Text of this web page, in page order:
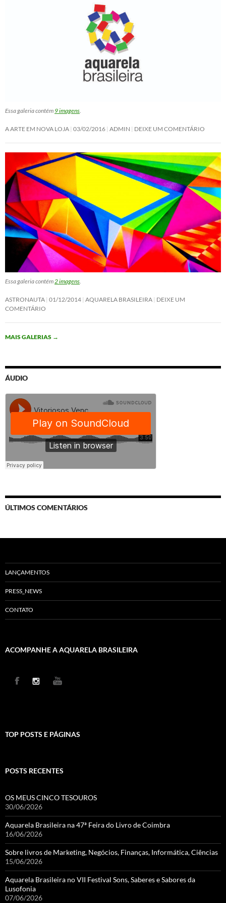
Essa galeria contém 9 imagens.
A ARTE EM NOVA LOJA 03/02/2016 ADMIN DEIXE UM COMENTÁRIO
Essa galeria contém2 imagens.
ASTRONAUTA 01/12/2014 AQUARELA BRASILEIRA DEIXE UM
COMENTÁRIO
MAIS GALERIAS →
ÁUDIO
ÚLTIMOS COMENTÁRIOS
LANÇAMENTOS
PRESS_NEWS
CONTATO
ACOMPANHE A AQUARELA BRASILEIRA
TOP POSTS E PÁGINAS
POSTS RECENTES
OS MEUS CINCO TESOUROS
30/06/2026
Aquarela Brasileira na 47ª Feira do Livro de Coimbra
16/06/2026
Sobre livros de Marketing, Negócios, Finanças, Informática, Ciências
15/06/2026
Aquarela Brasileira no VII Festival Sons, Saberes e Sabores da
Lusofonia
07/06/2026